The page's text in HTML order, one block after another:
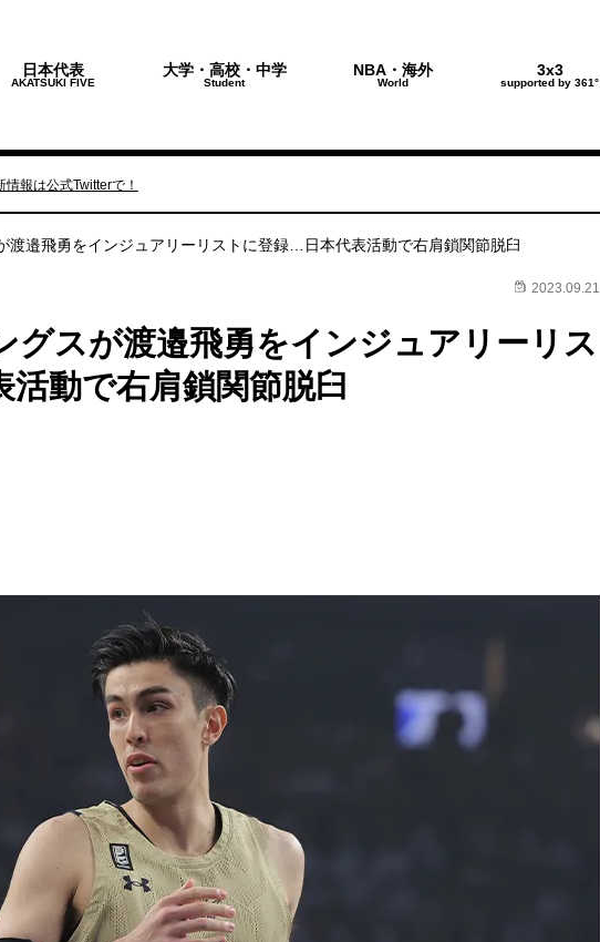
日本代表
AKATSUKI FIVE
大学・高校・中学
Student
NBA・海外
World
3x3
supported by 361°
報は公式Twitterで！
渡邉飛勇をインジュアリーリストに登録…日本代表活動で右肩鎖関節脱臼
2023.09.21
グスが渡邉飛勇をインジュアリーリス
動で右肩鎖関節脱臼